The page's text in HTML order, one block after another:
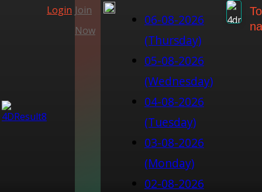
Login Join
Now
06-08-2026
(Thursday)
05-08-2026
(Wednesday)
04-08-2026
(Tuesday)
03-08-2026
(Monday)
02-08-2026